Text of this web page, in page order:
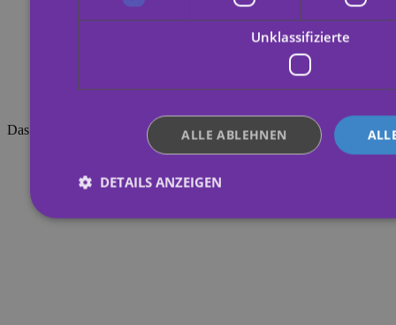
Das könnte dich auch interessieren
Unklassifizierte
ALLE ABLEHNEN
DETAILS ANZEIGEN